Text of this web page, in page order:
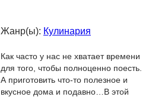
Жанр(ы): Кулинария
Как часто у нас не хватает времени
для того, чтобы полноценно поесть.
А приготовить что-то полезное и
вкусное дома и подавно…В этой